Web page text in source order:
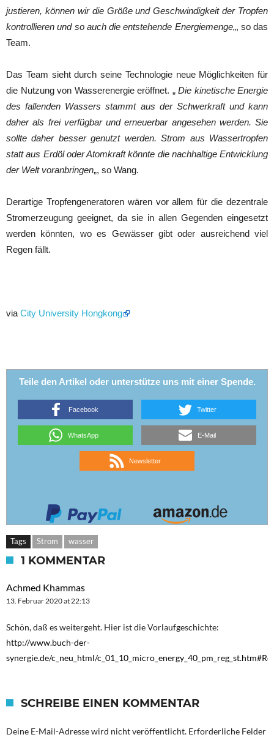
justieren, können wir die Größe und Geschwindigkeit der Tropfen
kontrollieren und so auch die entstehende Energiemenge„, so das
Team.
Das Team sieht durch seine Technologie neue Möglichkeiten für
die Nutzung von Wasserenergie eröffnet. „Die kinetische Energie
des fallenden Wassers stammt aus der Schwerkraft und kann
daher als frei verfügbar und erneuerbar angesehen werden. Sie
sollte daher besser genutzt werden. Strom aus Wassertropfen
statt aus Erdöl oder Atomkraft könnte die nachhaltige Entwicklung
der Welt voranbringen„, so Wang.
Derartige Tropfengeneratoren wären vor allem für die dezentrale
Stromerzeugung geeignet, da sie in allen Gegenden eingesetzt
werden könnten, wo es Gewässer gibt oder ausreichend viel
Regen fällt.
via City University Hongkong
Teile den Artikel oder unterstütze uns mit einer Spende.
Facebook Twitter
WhatsApp E-Mail
Newsletter
Tags Strom wasser
1 KOMMENTAR
Achmed Khammas
13. Februar 2020 at 22:13
Schön, daß es weitergeht. Hier ist die Vorlaufgeschichte:
http://www.buch-der-
synergie.de/c_neu_html/
SCHREIBE EINEN KOMMENTAR
Deine E-Mail-Adresse wird nicht veröffentlicht. Erforderliche Felder